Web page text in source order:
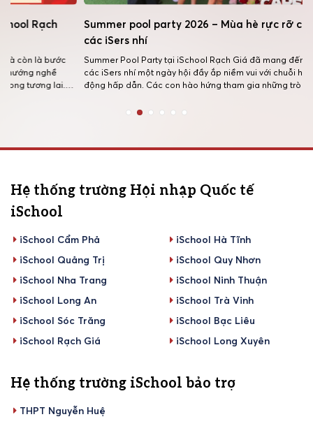
Summer pool party 2026 – Mùa hè rực rỡ của
Summer Pool Party tại iSchool Rạch Giá đã mang đến cho
các iSers nhí một ngày hội đầy ắp niềm vui với chuỗi hoạt
động hấp dẫn. Các con hào hứng tham gia những trò chơi
những món kem mát lạnh, rồi thỏa sức vui chơi […]
Hành
Tiếng Anh
giúp học
nhập toàn
Hệ thống trường Hội nhập Quốc tế
iSchool
iSchool Cẩm Phả
iSchool Hà Tĩnh
iSchool Quảng Trị
iSchool Quy Nhơn
iSchool Nha Trang
iSchool Ninh Thuận
iSchool Long An
iSchool Trà Vinh
iSchool Sóc Trăng
iSchool Bạc Liêu
iSchool Rạch Giá
iSchool Long Xuyên
Hệ thống trường iSchool bảo trợ
THPT Nguyễn Huệ